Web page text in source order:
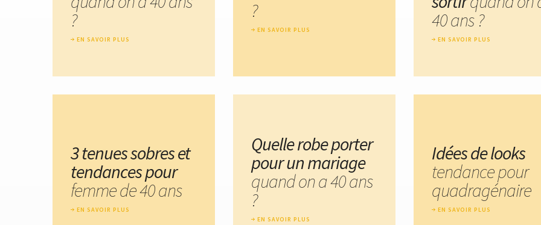
?
EN SAVOIR PLUS
?
EN SAVOIR PLUS
40 ans ?
EN SAVOIR PLUS
3 tenues sobres et
tendances pour
femme de 40 ans
EN SAVOIR PLUS
Quelle robe porter
pour un mariage
quand on a 40 ans
?
EN SAVOIR PLUS
Idées de looks
tendance pour
quadragénaire
EN SAVOIR PLUS